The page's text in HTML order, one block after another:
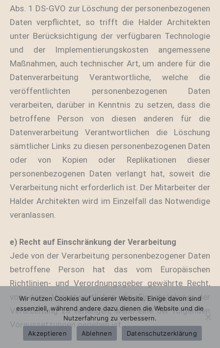
Abs. 1 DS-GVO zur Löschung der personenbezogenen
Daten verpflichtet, so trifft die Halder Architekten
unter Berücksichtigung der verfügbaren Technologie
und der Implementierungskosten angemessene
Maßnahmen, auch technischer Art, um andere für die
Datenverarbeitung Verantwortliche, welche die
veröffentlichten personenbezogenen Daten
verarbeiten, darüber in Kenntnis zu setzen, dass die
betroffene Person von diesen anderen für die
Datenverarbeitung Verantwortlichen die Löschung
sämtlicher Links zu diesen personenbezogenen Daten
oder von Kopien oder Replikationen dieser
personenbezogenen Daten verlangt hat, soweit die
Verarbeitung nicht erforderlich ist. Der Mitarbeiter der
Halder Architekten wird im Einzelfall das Notwendige
veranlassen.
e) Recht auf Einschränkung der Verarbeitung
Jede von der Verarbeitung personenbezogener Daten
betroffene Person hat das vom Europäischen
Richtlinien- und Verordnungsgeber gewährte Recht,
von dem Verantwortlichen die Einschränkung der
Verarbeitung zu verlangen, wenn eine der folgenden
Voraussetzungen gegeben ist:
Wir nutzen Cookies auf unserer Website. Einige davon sind
essenziell, während andere dazu dienen die Website und die
Nutzerfahrung zu verbessern.
Akzeptieren
Ablehnen Datenschutzerklärung